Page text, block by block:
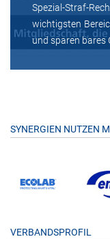
Spezial-Straf-
wichtigsten
und sparen bares
SYNERGIEN NUTZEN
VERBANDSPROFIL